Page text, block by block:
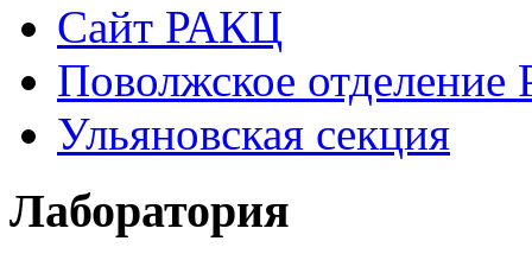
Сайт РАКЦ
Поволжское
Ульяновская секция
Лаборатория